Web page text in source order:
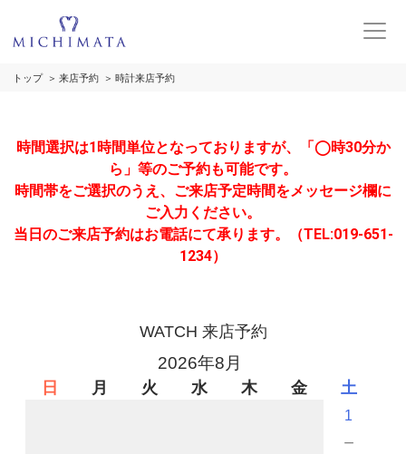
トップ 来店予約 時計来店予約
時間選択は1時間単位となっておりますが、「◯時30分か
ら」等のご予約も可能です。
時間帯をご選択のうえ、ご来店予定時間をメッセージ欄に
ご入力ください。
当日のご来店予約はお電話にて承ります。（TEL:019-651-
1234）
WATCH 来店予約
2026年8月
日 月 火 水 木 金 土
1
－